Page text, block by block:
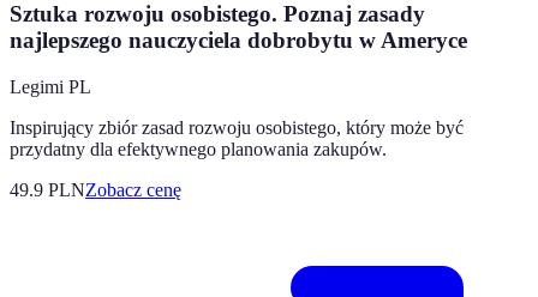
Sztuka rozwoju osobistego. Poznaj zasady
najlepszego nauczyciela dobrobytu w Ameryce
Legimi PL
Inspirujący zbiór zasad rozwoju osobistego, który może być
przydatny dla efektywnego planowania zakupów.
49.9 PLNZobacz cenę